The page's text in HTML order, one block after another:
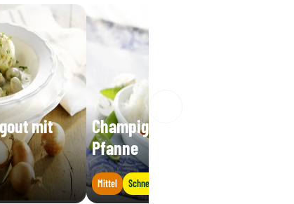
mit
Champignon-Rotbarsch-
Pfanne
Mittel Schnell